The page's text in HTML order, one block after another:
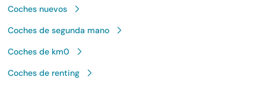
Coches nuevos
Coches de segunda mano
Coches de km0
Coches de renting